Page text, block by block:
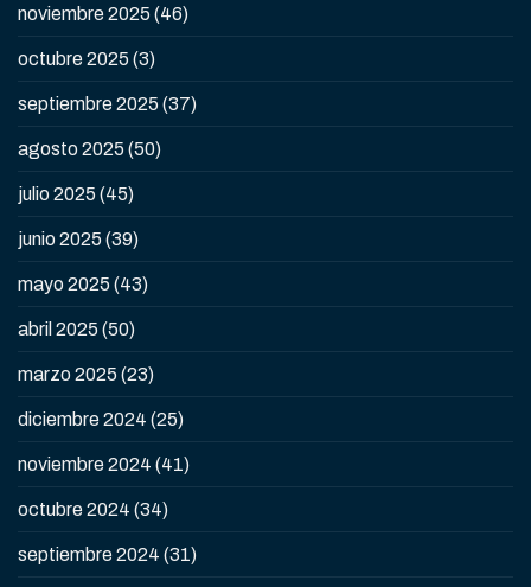
noviembre 2025 (46)
octubre 2025 (3)
septiembre 2025 (37)
agosto 2025 (50)
julio 2025 (45)
junio 2025 (39)
mayo 2025 (43)
abril 2025 (50)
marzo 2025 (23)
diciembre 2024 (25)
noviembre 2024 (41)
octubre 2024 (34)
septiembre 2024 (31)